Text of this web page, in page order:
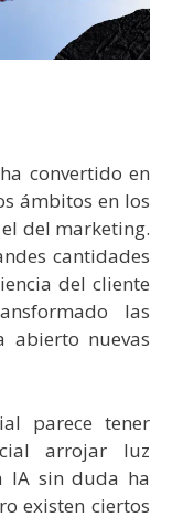
convertido en
ámbitos en los
del marketing.
cantidades
del cliente
las
abierto nuevas
parece tener
arrojar luz
IA sin duda ha
existen ciertos